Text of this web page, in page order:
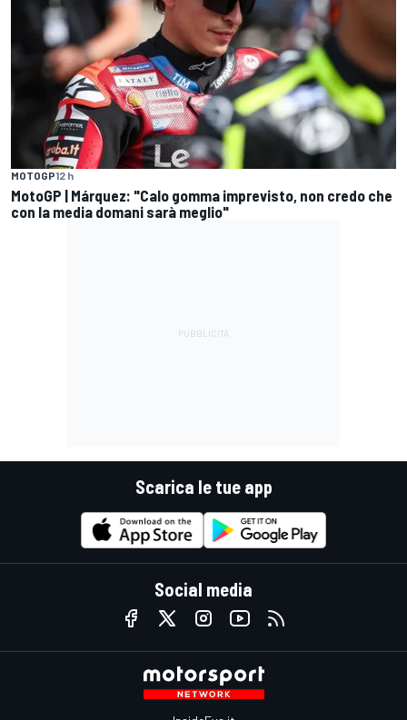
MOTOGP12 h
MotoGP | Márquez: "Calo gomma imprevisto, non credo che
con la media domani sarà meglio"
Scarica le tue app
Social media